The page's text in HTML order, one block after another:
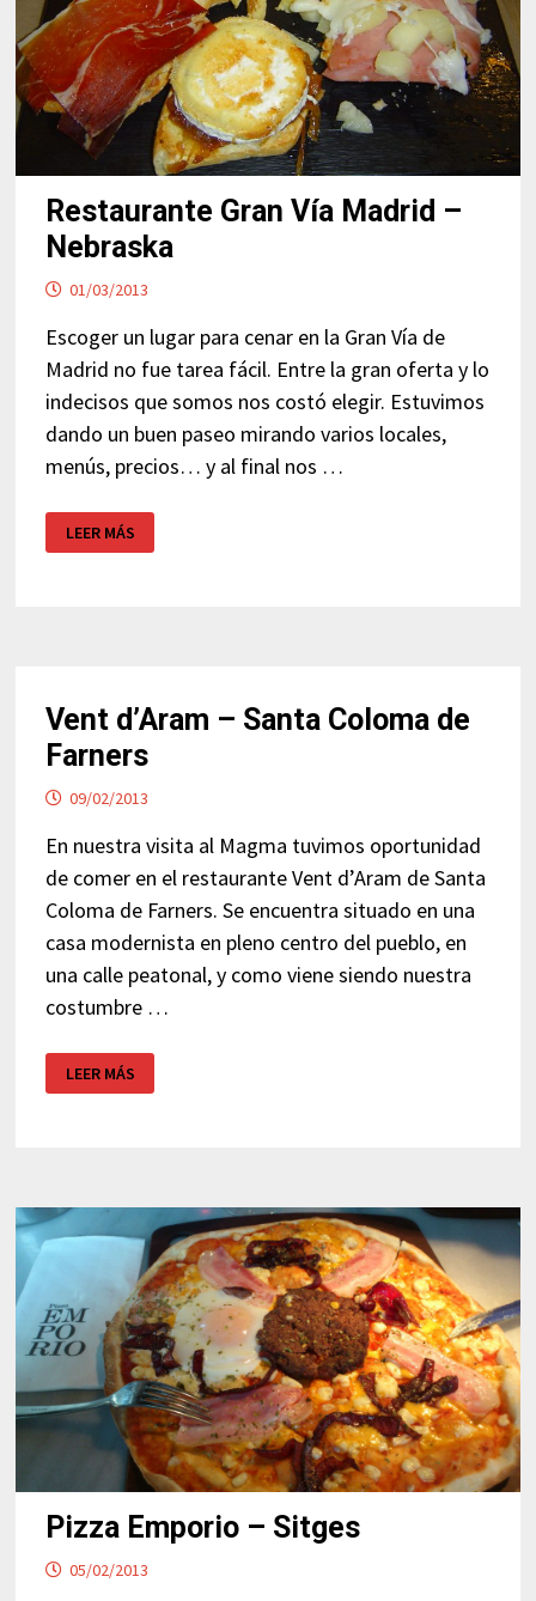
Restaurante Gran Vía Madrid –
Nebraska
01/03/2013
Escoger un lugar para cenar en la Gran Vía de
Madrid no fue tarea fácil. Entre la gran oferta y lo
indecisos que somos nos costó elegir. Estuvimos
dando un buen paseo mirando varios locales,
menús, precios… y al final nos …
RESTAURANTE
GRAN
VÍA
LEER MÁS
Vent d’Aram – Santa Coloma de
Farners
09/02/2013
En nuestra visita al Magma tuvimos oportunidad
de comer en el restaurante Vent d’Aram de Santa
Coloma de Farners. Se encuentra situado en una
casa modernista en pleno centro del pueblo, en
una calle peatonal, y como viene siendo nuestra
costumbre …
D’ARAM
–
LEER MÁS
Pizza Emporio – Sitges
05/02/2013